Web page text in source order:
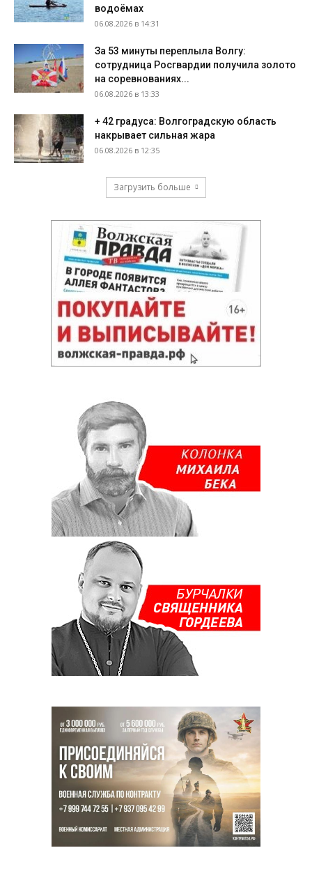
водоёмах
06.08.2026 в 14:31
За 53 минуты переплыла Волгу:
сотрудница Росгвардии получила золото
на соревнованиях...
06.08.2026 в 13:33
+ 42 градуса: Волгоградскую область
накрывает сильная жара
06.08.2026 в 12:35
Загрузить больше